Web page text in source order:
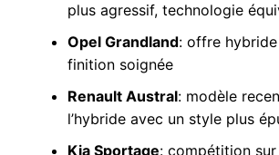
plus agressif, technologie
Opel Grandland: offre
finition soignée
Renault Austral: modèle
l’hybride avec un style plus
Kia Sportage: compétition sur